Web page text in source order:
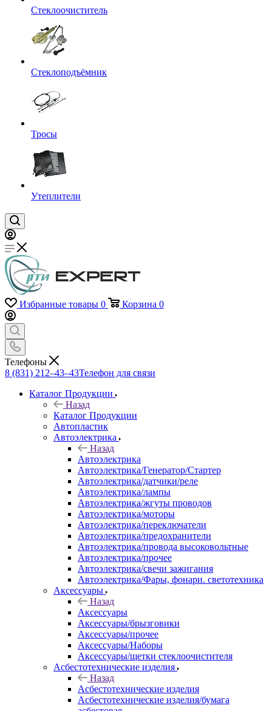
Стеклоочиститель
Стеклоподъёмник
Тросы
Утеплители
Избранные товары 0 Корзина 0
Телефоны
8 (831) 212–43–43Телефон для связи
Каталог Продукции
Назад
Каталог Продукции
Автопластик
Автоэлектрика
Назад
Автоэлектрика
Автоэлектрика/Генератор/Стартер
Автоэлектрика/датчики/реле
Автоэлектрика/лампы
Автоэлектрика/жгуты проводов
Автоэлектрика/моторы
Автоэлектрика/переключатели
Автоэлектрика/предохранители
Автоэлектрика/провода высоковольтные
Автоэлектрика/прочее
Автоэлектрика/свечи зажигания
Автоэлектрика/Фары, фонари. светотехника
Аксессуары
Назад
Аксессуары
Аксессуары/брызговики
Аксессуары/прочее
Аксессуары/Наборы
Аксессуары/щетки стеклоочистителя
Асбестотехнические изделия
Назад
Асбестотехнические изделия
Асбестотехнические изделия/бумага